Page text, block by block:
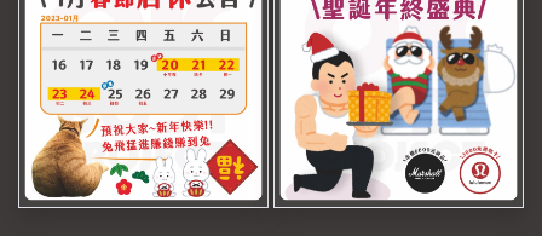
🥇二樓可休息吃三餐器
材完整 :蹲舉架、啞
鈴、草皮、雪橇車、槓
鈴、壺鈴、地雷管、
Cable機、有氧器材、
拳擊沙包-------------